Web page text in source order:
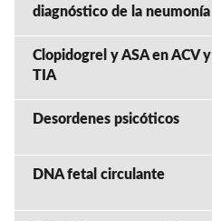
diagnóstico de la neumonía
Clopidogrel y ASA en ACV y
TIA
Desordenes psicóticos
DNA fetal circulante